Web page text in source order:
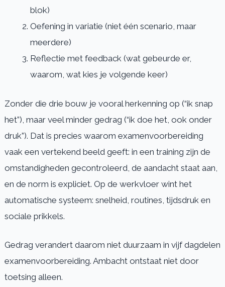
blok)
Oefening in variatie (niet één scenario, maar
meerdere)
Reflectie met feedback (wat gebeurde er,
waarom, wat kies je volgende keer)
Zonder die drie bouw je vooral herkenning op (“ik snap
het”), maar veel minder gedrag (“ik doe het, ook onder
druk”). Dat is precies waarom examenvoorbereiding
vaak een vertekend beeld geeft: in een training zijn de
omstandigheden gecontroleerd, de aandacht staat aan,
en de norm is expliciet. Op de werkvloer wint het
automatische systeem: snelheid, routines, tijdsdruk en
sociale prikkels.
Gedrag verandert daarom niet duurzaam in vijf dagdelen
examenvoorbereiding. Ambacht ontstaat niet door
toetsing alleen.